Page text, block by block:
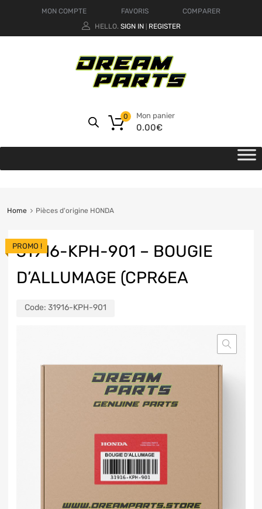
MON COMPTE FAVORIS
COMPARER
HELLO. SIGN IN REGISTER
Mon panier
0.00€
0
Home Pièces d'origine HONDA
31916-KPH-901 – BOUGIE
D’ALLUMAGE (CPR6EA
Code: 31916-KPH-901
PROMO !